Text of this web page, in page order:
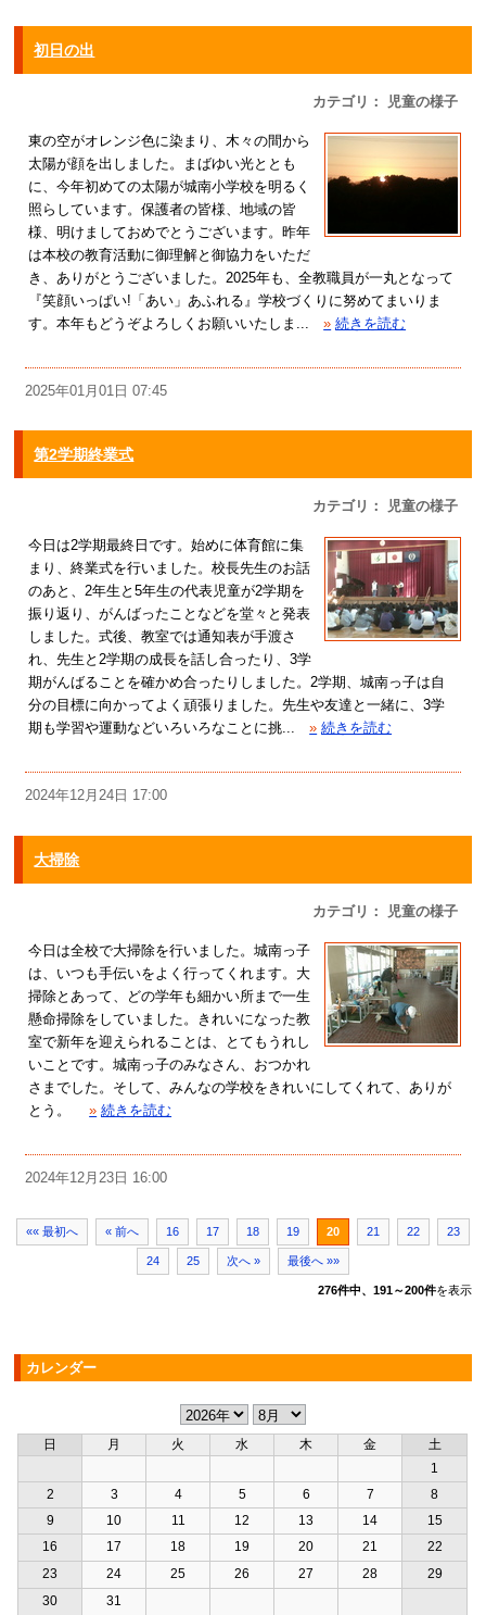
初日の出
カテゴリ： 児童の様子
東の空がオレンジ色に染まり、木々の間から
太陽が顔を出しました。まばゆい光ととも
に、今年初めての太陽が城南小学校を明るく
照らしています。保護者の皆様、地域の皆
様、明けましておめでとうございます。昨年
は本校の教育活動に御理解と御協力をいただ
き、ありがとうございました。2025年も、全教職員が一丸となって
『笑顔いっぱい!「あい」あふれる』学校づくりに努めてまいりま
す。本年もどうぞよろしくお願いいたしま...
» 続きを読む
2025年01月01日 07:45
第2学期終業式
カテゴリ： 児童の様子
今日は2学期最終日です。始めに体育館に集
まり、終業式を行いました。校長先生のお話
のあと、2年生と5年生の代表児童が2学期を
振り返り、がんばったことなどを堂々と発表
しました。式後、教室では通知表が手渡さ
れ、先生と2学期の成長を話し合ったり、3学
期がんばることを確かめ合ったりしました。2学期、城南っ子は自
分の目標に向かってよく頑張りました。先生や友達と一緒に、3学
期も学習や運動などいろいろなことに挑...
» 続きを読む
2024年12月24日 17:00
大掃除
カテゴリ： 児童の様子
今日は全校で大掃除を行いました。城南っ子
は、いつも手伝いをよく行ってくれます。大
掃除とあって、どの学年も細かい所まで一生
懸命掃除をしていました。きれいになった教
室で新年を迎えられることは、とてもうれし
いことです。城南っ子のみなさん、おつかれ
さまでした。そして、みんなの学校をきれいにしてくれて、ありが
とう。
» 続きを読む
2024年12月23日 16:00
«« 最初へ « 前へ 16 17 18 19 20 21 22 23
24 25 次へ » 最後へ »»
276件中、191～200件を表示
カレンダー
日 月 火 水 木 金
土
1
2
3 4 5 6 7
8
9
10 11 12 13 14
15
16
17 18 19 20 21
22
23
24 25 26 27 28
29
30
31